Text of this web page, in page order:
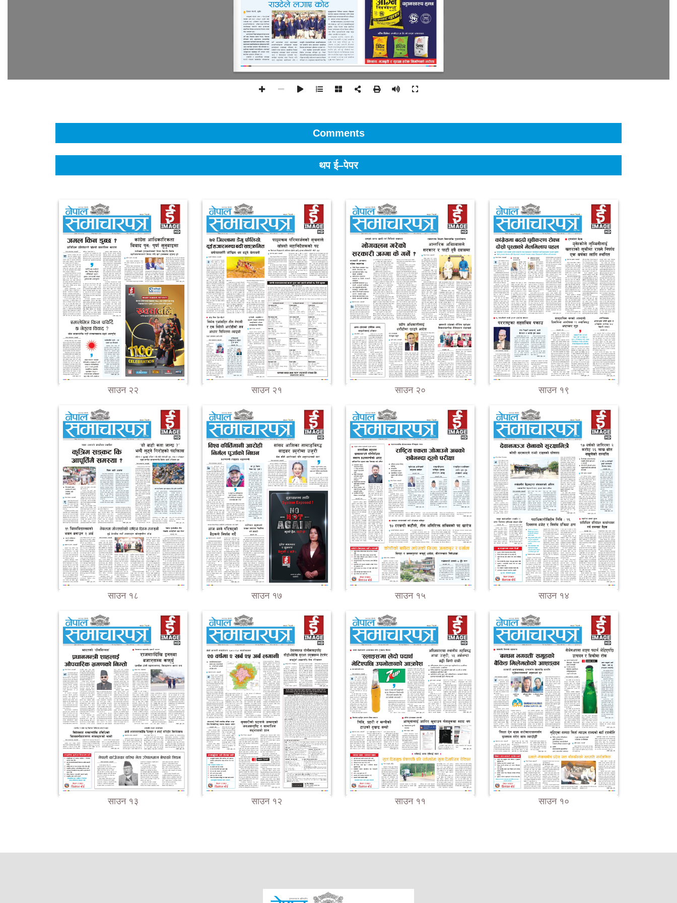
Comments
थप ई–पेपर
साउन २२ साउन २१ साउन २० साउन १९
साउन १८ साउन १७ साउन १५ साउन १४
साउन १३ साउन १२ साउन ११ साउन १०